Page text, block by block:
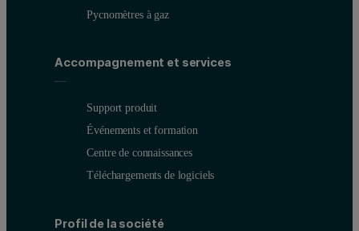
Pycnomètres à gaz
Accompagnement et services
Support produit
Événements et formation
Centre de connaissances
Téléchargements de logiciels
Profil de la société